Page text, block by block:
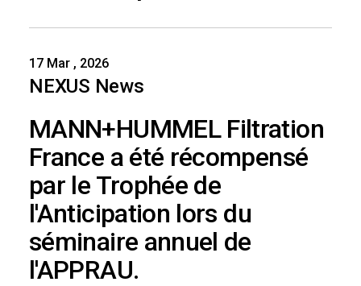
17 Mar , 2026
NEXUS News
MANN+HUMMEL Filtration
France a été récompensé
par le Trophée de
l'Anticipation lors du
séminaire annuel de
l'APPRAU.